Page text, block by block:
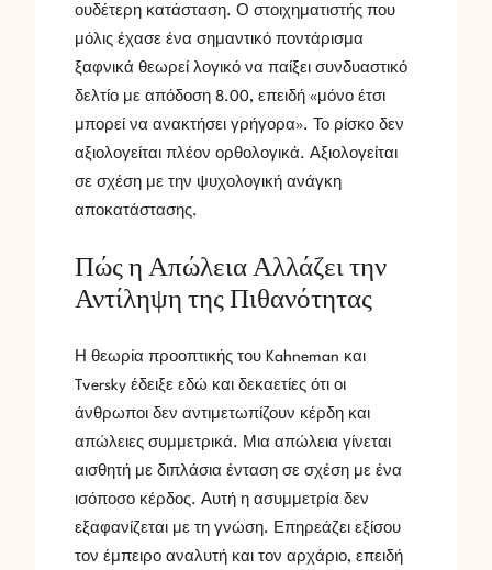
ουδέτερη κατάσταση. Ο στοιχηματιστής που
μόλις έχασε ένα σημαντικό ποντάρισμα
ξαφνικά θεωρεί λογικό να παίξει συνδυαστικό
δελτίο με απόδοση 8.00, επειδή «μόνο έτσι
μπορεί να ανακτήσει γρήγορα». Το ρίσκο δεν
αξιολογείται πλέον ορθολογικά. Αξιολογείται
σε σχέση με την ψυχολογική ανάγκη
αποκατάστασης.
Πώς η Απώλεια Αλλάζει την
Αντίληψη της Πιθανότητας
Η θεωρία προοπτικής του Kahneman και
Tversky έδειξε εδώ και δεκαετίες ότι οι
άνθρωποι δεν αντιμετωπίζουν κέρδη και
απώλειες συμμετρικά. Μια απώλεια γίνεται
αισθητή με διπλάσια ένταση σε σχέση με ένα
ισόποσο κέρδος. Αυτή η ασυμμετρία δεν
εξαφανίζεται με τη γνώση. Επηρεάζει εξίσου
τον έμπειρο αναλυτή και τον αρχάριο, επειδή